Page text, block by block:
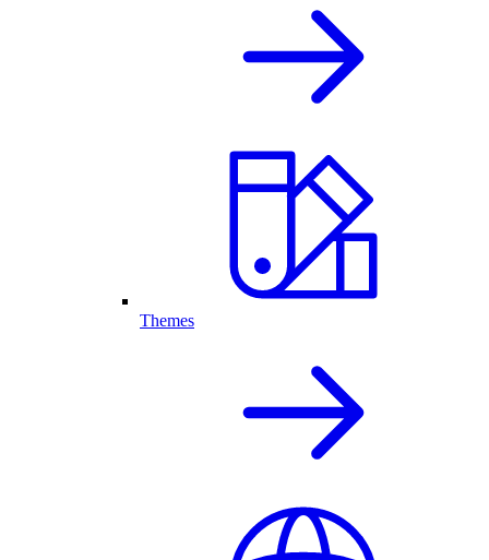
Themes